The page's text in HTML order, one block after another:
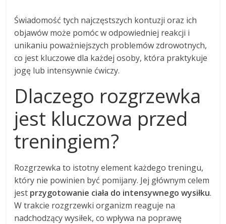
Świadomość tych najczęstszych kontuzji oraz ich
objawów może pomóc w odpowiedniej reakcji i
unikaniu poważniejszych problemów zdrowotnych,
co jest kluczowe dla każdej osoby, która praktykuje
jogę lub intensywnie ćwiczy.
Dlaczego rozgrzewka
jest kluczowa przed
treningiem?
Rozgrzewka to istotny element każdego treningu,
który nie powinien być pomijany. Jej głównym celem
jest przygotowanie ciała do intensywnego wysiłku.
W trakcie rozgrzewki organizm reaguje na
nadchodzący wysiłek, co wpływa na poprawę